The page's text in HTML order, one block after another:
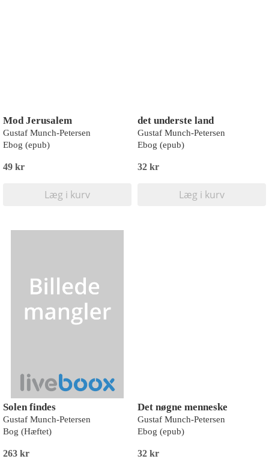
Mod Jerusalem
Gustaf Munch-Petersen
Ebog (epub)
49 kr
Læg i kurv
det underste land
Gustaf Munch-Petersen
Ebog (epub)
32 kr
Læg i kurv
Solen findes
Gustaf Munch-Petersen
Bog (Hæftet)
263 kr
Det nøgne menneske
Gustaf Munch-Petersen
Ebog (epub)
32 kr